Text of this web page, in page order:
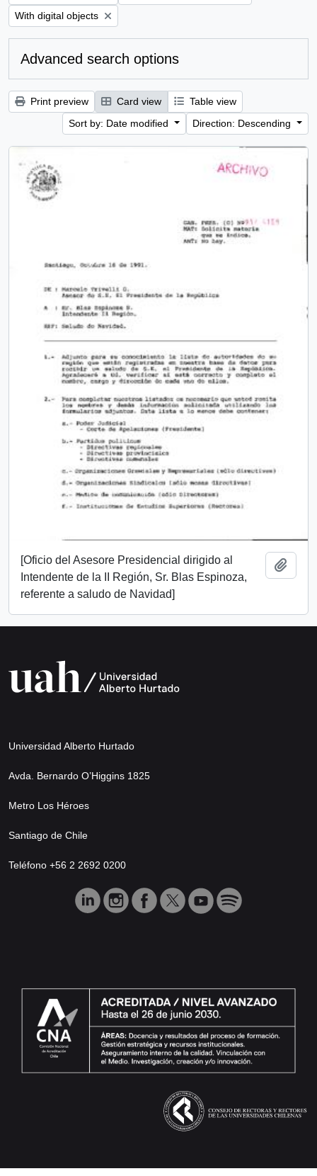
Remove filter:
With digital objects
Advanced search options
Print preview Card view
Table view
Sort by: Date modified
Direction: Descending
[Oficio del Asesore Presidencial dirigido al
Intendente de la II Región, Sr. Blas Espinoza,
referente a saludo de Navidad]
Universidad Alberto Hurtado
Avda. Bernardo O’Higgins 1825
Metro Los Héroes
Santiago de Chile
Teléfono +56 2 2692 0200